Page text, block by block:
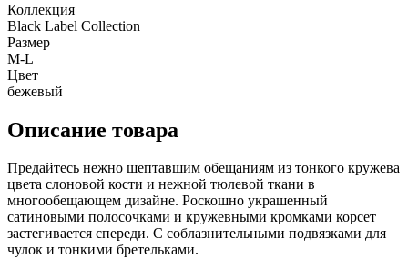
Коллекция
Black Label Collection
Размер
M-L
Цвет
бежевый
Описание товара
Предайтесь нежно шептавшим обещаниям из тонкого кружева
цвета слоновой кости и нежной тюлевой ткани в
многообещающем дизайне. Роскошно украшенный
сатиновыми полосочками и кружевными кромками корсет
застегивается спереди. С соблазнительными подвязками для
чулок и тонкими бретельками.